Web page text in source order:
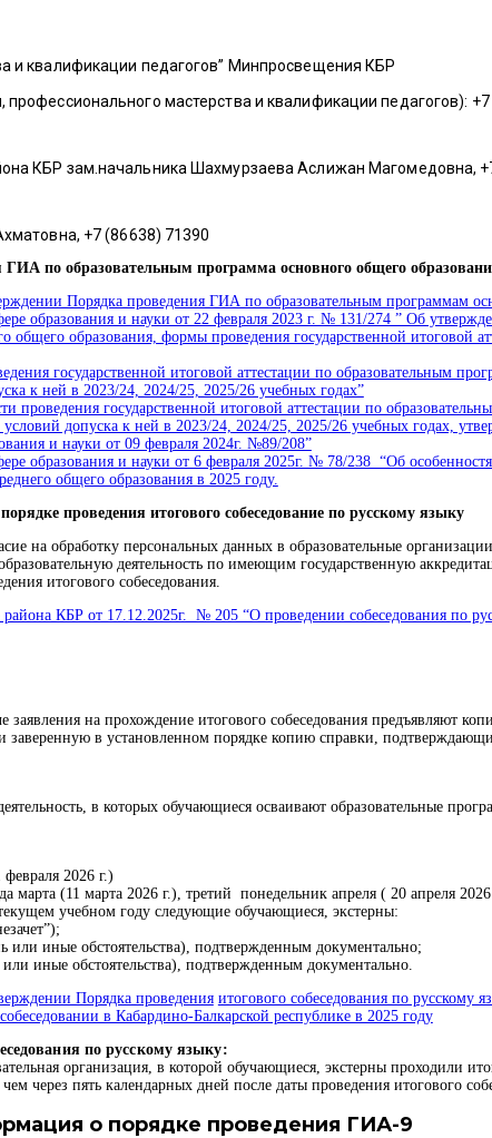
и квалификации педагогов” Минпросвещения КБР
мастерства и квалификации педагогов):
КБР зам.начальника Шахмурзаева Аслижан Магомедовна,
+7 (86638) 71390
ГИА по образовательным программа основного общего
Порядка проведения ГИА по образовательным программам
образования и науки от 22 февраля 2023 г. № 131/274 ” Об
общего образования, формы проведения государственной итоговой
государственной итоговой аттестации по образовательным
к ней в 2023/24, 2024/25, 2025/26 учебных годах”
государственной итоговой аттестации по
допуска к ней в 2023/24, 2024/25, 2025/26 учебных годах,
и науки от 09 февраля 2024г. №89/208”
образования и науки от 6 февраля 2025г. № 78/238 “Об
общего образования в 2025 году.
проведения итогового собеседование по русскому языку
на обработку персональных данных в образовательные
деятельность по имеющим государственную
итогового собеседования.
КБР от 17.12.2025г. № 205 “О проведении собеседования по
на прохождение итогового собеседования предъявляют
в установленном порядке копию справки,
в которых обучающиеся осваивают образовательные
2026 г.)
марта (11 марта 2026 г.), третий понедельник апреля ( 20 апреля 2026
учебном году следующие обучающиеся, экстерны:
иные обстоятельства), подтвержденным документально;
иные обстоятельства), подтвержденным документально.
Порядка проведения итогового собеседования по русскому
в Кабардино-Балкарской республике в 2025 году
по русскому языку:
организация, в которой обучающиеся, экстерны проходили
через пять календарных дней после даты проведения итогового
о порядке проведения ГИА-9